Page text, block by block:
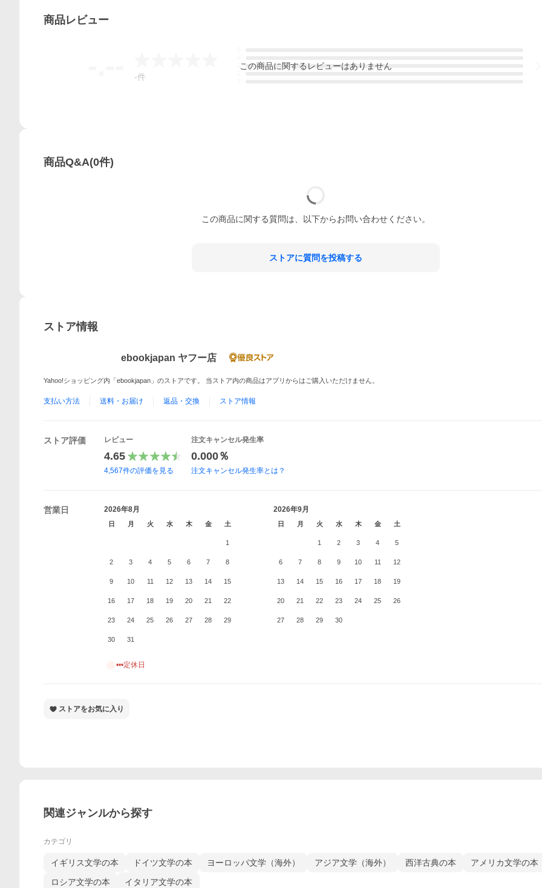
商品レビュー
-件
この商品に関するレビューはありません
商品Q&A(0件)
この商品に関する質問は、以下からお問い合わせください。
ストアに質問を投稿する
ストア情報
ebookjapan ヤフー店
Yahoo!ショッピング内「ebookjapan」のストアです。 当ストア内の商品はアプリからはご購入いただけません。
支払い方法 送料・お届け 返品・交換 ストア情報
ストア評価 レビュー
4.65
4,567件の評価を見る
注文キャンセル発生率
0.000％
注文キャンセル発生率とは？
営業日 2026年8月
日 月 火 水 木 金 土
1
2 3 4 5 6 7 8
9 10 11 12 13 14 15
16 17 18 19 20 21 22
23 24 25 26 27 28 29
30 31
2026年9月
日 月 火 水 木 金 土
1 2 3 4 5
6 7 8 9 10 11 12
13 14 15 16 17 18 19
20 21 22 23 24 25 26
27 28 29 30
•••定休日
ストアをお気に入り
関連ジャンルから探す
カテゴリ
イギリス文学の本 ドイツ文学の本 ヨーロッパ文学（海外） アジア文学（海外） 西洋古典の本 アメリカ文学の本
ロシア文学の本
イタリア文学の本